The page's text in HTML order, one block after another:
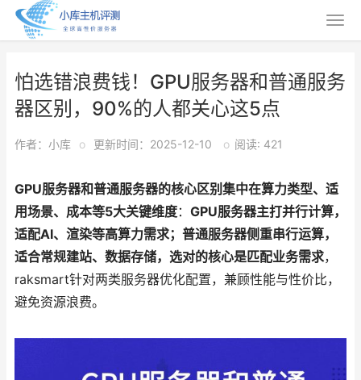
怕选错浪费钱！GPU服务器和普通服务
器区别，90%的人都关心这5点
作者：小库 o 更新时间：2025-12-10 o 阅读: 421
GPU服务器和普通服务器的核心区别集中在算力类型、适
用场景、成本等5大关键维度： GPU服务器主打并行计算，
适配AI、渲染等高算力需求；普通服务器侧重串行运算，
适合常规建站、数据存储，选对的核心是匹配业务需求，
raksmart针对两类服务器优化配置，兼顾性能与性价比，
避免资源浪费。